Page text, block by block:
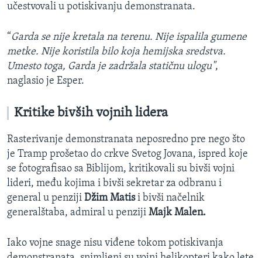
učestvovali u potiskivanju demonstranata.
“Garda se nije kretala na terenu. Nije ispalila gumene
metke. Nije koristila bilo koja hemijska sredstva.
Umesto toga, Garda je zadržala statičnu ulogu",
naglasio je Esper.​
Kritike bivših vojnih lidera
Rasterivanje demonstranata neposredno pre nego što
je Tramp prošetao do crkve Svetog Jovana, ispred koje
se fotografisao sa Biblijom, kritikovali su bivši vojni
lideri, među kojima i bivši sekretar za odbranu i
general u penziji Džim Matisi bivši načelnik
generalštaba, admiral u penziji Majk Malen.
Iako vojne snage nisu viđene tokom potiskivanja